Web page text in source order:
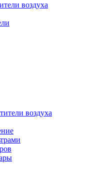
воздуха
воздуха